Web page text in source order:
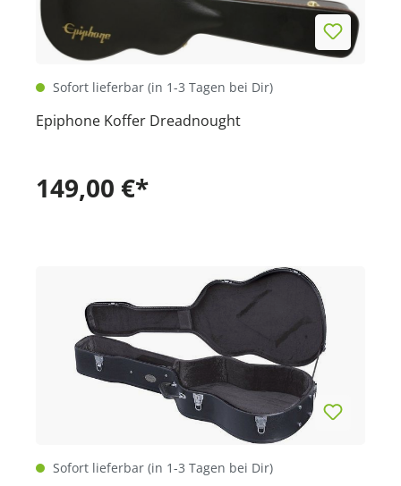
Sofort lieferbar (in 1-3 Tagen bei Dir)
Epiphone Koffer Dreadnought
149,00 €*
Sofort lieferbar (in 1-3 Tagen bei Dir)